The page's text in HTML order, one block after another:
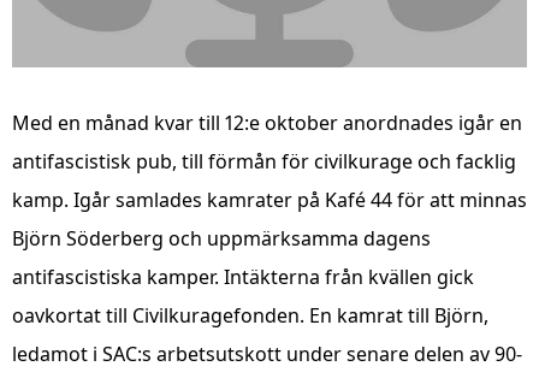
Med en månad kvar till 12:e oktober anordnades igår en
antifascistisk pub, till förmån för civilkurage och facklig
kamp. Igår samlades kamrater på Kafé 44 för att minnas
Björn Söderberg och uppmärksamma dagens
antifascistiska kamper. Intäkterna från kvällen gick
oavkortat till Civilkuragefonden. En kamrat till Björn,
ledamot i SAC:s arbetsutskott under senare delen av 90-